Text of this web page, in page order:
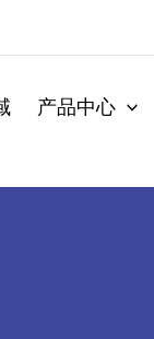
产品中心